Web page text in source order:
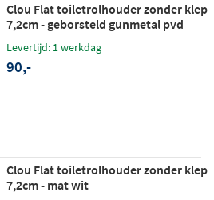
Clou Flat toiletrolhouder zonder klep
7,2cm - geborsteld gunmetal pvd
Levertijd: 1 werkdag
90,-
Clou Flat toiletrolhouder zonder klep
7,2cm - mat wit